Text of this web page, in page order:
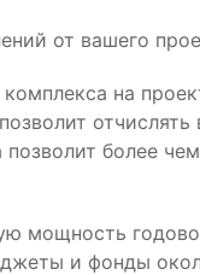
от вашего
на
более
мощность
и фонды